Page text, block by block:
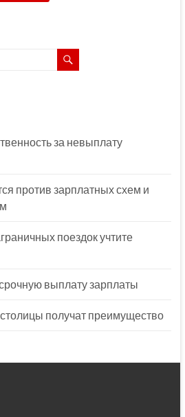
за невыплату
против зарплатных схем и
поездок учтите
выплату зарплаты
получат преимущество